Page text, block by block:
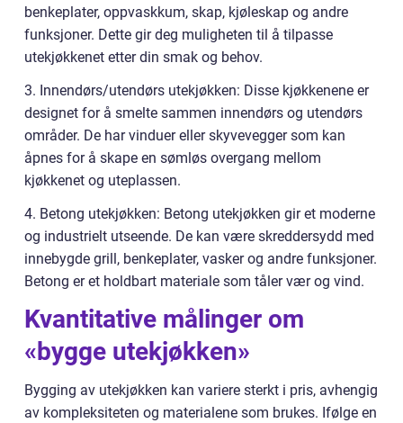
benkeplater, oppvaskkum, skap, kjøleskap og andre
funksjoner. Dette gir deg muligheten til å tilpasse
utekjøkkenet etter din smak og behov.
3. Innendørs/utendørs utekjøkken: Disse kjøkkenene er
designet for å smelte sammen innendørs og utendørs
områder. De har vinduer eller skyvevegger som kan
åpnes for å skape en sømløs overgang mellom
kjøkkenet og uteplassen.
4. Betong utekjøkken: Betong utekjøkken gir et moderne
og industrielt utseende. De kan være skreddersydd med
innebygde grill, benkeplater, vasker og andre funksjoner.
Betong er et holdbart materiale som tåler vær og vind.
Kvantitative målinger om
«bygge utekjøkken»
Bygging av utekjøkken kan variere sterkt i pris, avhengig
av kompleksiteten og materialene som brukes. Ifølge en